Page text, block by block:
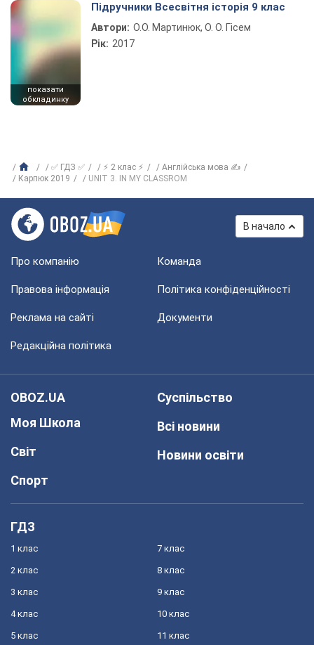
показати
обкладинку
Підручники Всесвітня історія 9 клас
Автори: О.О. Мартинюк, О. О. Гісем
Рік: 2017
✅ ГДЗ ✅ ⚡ 2 клас ⚡
Англійська мова ✍
Карпюк 2019
UNIT 3. IN MY CLASSROM
В начало
Про компанію Команда
Правова інформація Політика конфіденційності
Реклама на сайті Документи
Редакційна політика
OBOZ.UA
Моя Школа
Світ
Спорт
Суспільство
Всі новини
Новини освіти
ГДЗ
1 клас
2 клас
3 клас
4 клас
5 клас
7 клас
8 клас
9 клас
10 клас
11 клас